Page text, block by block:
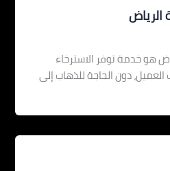
الرياض هو خدمة توفر الاسترخاء
دون الحاجة للذهاب إلى